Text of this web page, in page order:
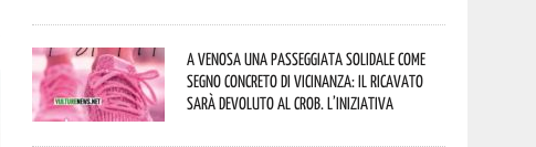
A Venosa una passeggiata solidale come
segno concreto di vicinanza: il ricavato
sarà devoluto al CROB. L’iniziativa